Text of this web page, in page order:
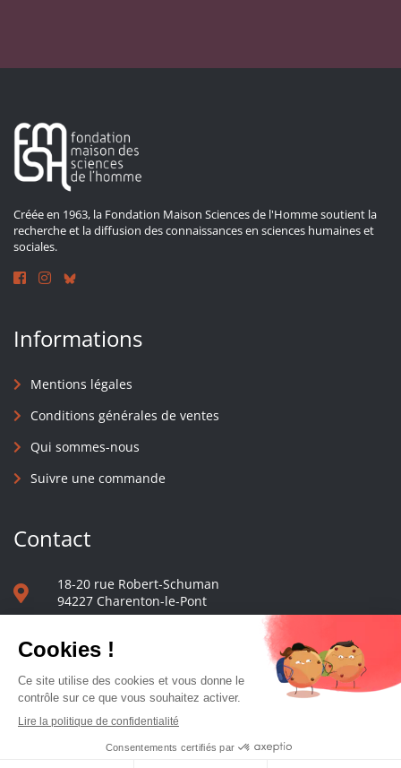
Créée en 1963, la Fondation Maison Sciences de l'Homme soutient la
recherche et la diffusion des connaissances en sciences humaines et
sociales.
Informations
Mentions légales
Conditions générales de ventes
Qui sommes-nous
Suivre une commande
Contact
18-20 rue Robert-Schuman
94227 Charenton-le-Pont